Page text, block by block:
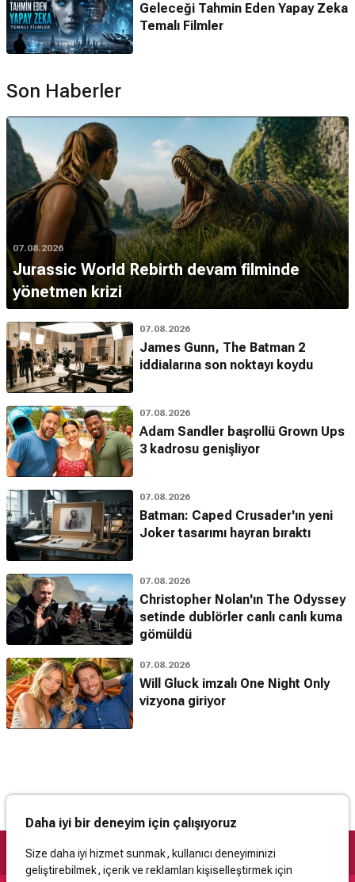
Geleceği Tahmin Eden Yapay Zeka
Temalı Filmler
Son Haberler
07.08.2026
Jurassic World Rebirth devam filminde
yönetmen krizi
07.08.2026
James Gunn, The Batman 2
iddialarına son noktayı koydu
07.08.2026
Adam Sandler başrollü Grown Ups
3 kadrosu genişliyor
07.08.2026
Batman: Caped Crusader'ın yeni
Joker tasarımı hayran bıraktı
07.08.2026
Christopher Nolan'ın The Odyssey
setinde dublörler canlı canlı kuma
gömüldü
07.08.2026
Will Gluck imzalı One Night Only
vizyona giriyor
Daha iyi bir deneyim için çalışıyoruz
Size daha iyi hizmet sunmak, kullanıcı deneyiminizi
geliştirebilmek, içerik ve reklamları kişiselleştirmek için